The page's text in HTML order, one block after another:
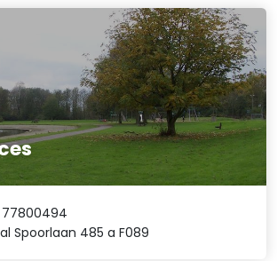
77800494
Spoorlaan 485 a F089